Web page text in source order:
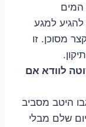
המים
למגע
מסוכן. זו
לוודא אם
היטב מסביב
שלם מבלי